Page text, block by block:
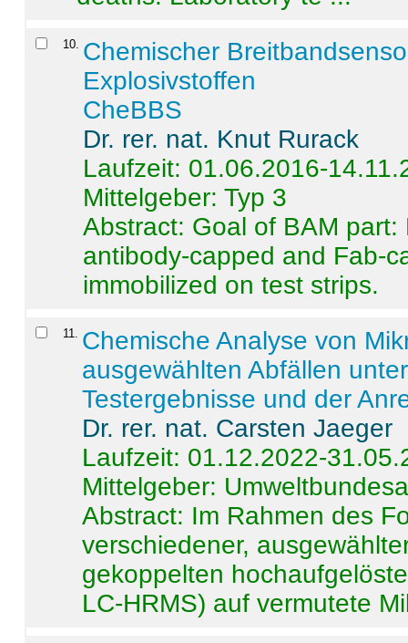
10 Chemischer
Explosivstoffen
CheBBS
Dr. rer. nat. Knut Rurack
Laufzeit: 01.06.2016-
Mittelgeber: Typ 3
Abstract: Goal of BAM
antibody-capped and Fab-
immobilized on test strips.
11
Chemische Analyse von
ausgewählten Abfällen
Testergebnisse und der
Dr. rer. nat. Carsten Jaeger
Laufzeit: 01.12.2022-
Mittelgeber:
Abstract: Im Rahmen des
verschiedener,
gekoppelten
LC-HRMS) auf vermutete